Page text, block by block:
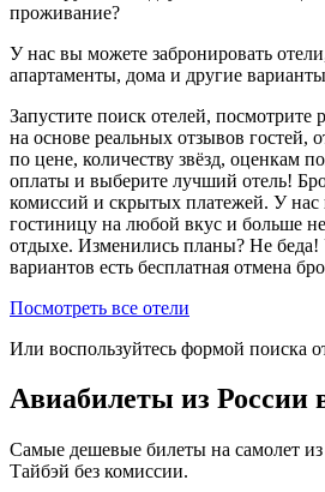
проживание?
У нас вы можете забронировать
апартаменты, дома и другие
Запустите поиск отелей, посмотрите
на основе реальных отзывов гостей,
по цене, количеству звёзд, оценкам
оплаты и выберите лучший отель!
комиссий и скрытых платежей. У нас
гостиницу на любой вкус и больше
отдыхе. Изменились планы? Не беда!
вариантов есть бесплатная отмена
Посмотреть все отели
Или воспользуйтесь формой поиска
Авиабилеты из России
Самые дешевые билеты на самолет из
Тайбэй без комиссии.